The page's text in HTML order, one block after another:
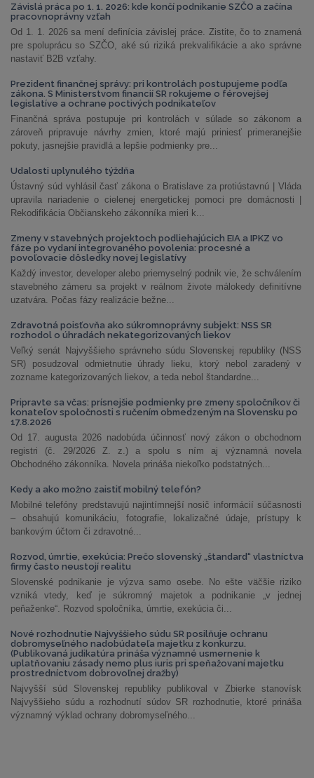
Závislá práca po 1. 1. 2026: kde končí podnikanie SZČO a začína
pracovnoprávny vzťah
Od 1. 1. 2026 sa mení definícia závislej práce. Zistite, čo to znamená
pre spoluprácu so SZČO, aké sú riziká prekvalifikácie a ako správne
nastaviť B2B vzťahy.
Prezident finančnej správy: pri kontrolách postupujeme podľa
zákona. S Ministerstvom financií SR rokujeme o férovejšej
legislatíve a ochrane poctivých podnikateľov
Finančná správa postupuje pri kontrolách v súlade so zákonom a
zároveň pripravuje návrhy zmien, ktoré majú priniesť primeranejšie
pokuty, jasnejšie pravidlá a lepšie podmienky pre...
Udalosti uplynulého týždňa
Ústavný súd vyhlásil časť zákona o Bratislave za protiústavnú | Vláda
upravila nariadenie o cielenej energetickej pomoci pre domácnosti |
Rekodifikácia Občianskeho zákonníka mieri k...
Zmeny v stavebných projektoch podliehajúcich EIA a IPKZ vo
fáze po vydaní integrovaného povolenia: procesné a
povoľovacie dôsledky novej legislatívy
Každý investor, developer alebo priemyselný podnik vie, že schválením
stavebného zámeru sa projekt v reálnom živote málokedy definitívne
uzatvára. Počas fázy realizácie bežne...
Zdravotná poisťovňa ako súkromnoprávny subjekt: NSS SR
rozhodol o úhradách nekategorizovaných liekov
Veľký senát Najvyššieho správneho súdu Slovenskej republiky (NSS
SR) posudzoval odmietnutie úhrady lieku, ktorý nebol zaradený v
zozname kategorizovaných liekov, a teda nebol štandardne...
Pripravte sa včas: prísnejšie podmienky pre zmeny spoločníkov či
konateľov spoločnosti s ručením obmedzeným na Slovensku po
17.8.2026
Od 17. augusta 2026 nadobúda účinnosť nový zákon o obchodnom
registri (č. 29/2026 Z. z.) a spolu s ním aj významná novela
Obchodného zákonníka. Novela prináša niekoľko podstatných...
Kedy a ako možno zaistiť mobilný telefón?
Mobilné telefóny predstavujú najintímnejší nosič informácií súčasnosti
– obsahujú komunikáciu, fotografie, lokalizačné údaje, prístupy k
bankovým účtom či zdravotné...
Rozvod, úmrtie, exekúcia: Prečo slovenský „štandard“ vlastníctva
firmy často neustojí realitu
Slovenské podnikanie je výzva samo osebe. No ešte väčšie riziko
vzniká vtedy, keď je súkromný majetok a podnikanie „v jednej
peňaženke“. Rozvod spoločníka, úmrtie, exekúcia či...
Nové rozhodnutie Najvyššieho súdu SR posilňuje ochranu
dobromyseľného nadobúdateľa majetku z konkurzu.
(Publikovaná judikatúra prináša významné usmernenie k
uplatňovaniu zásady nemo plus iuris pri speňažovaní majetku
prostredníctvom dobrovoľnej dražby)
Najvyšší súd Slovenskej republiky publikoval v Zbierke stanovísk
Najvyššieho súdu a rozhodnutí súdov SR rozhodnutie, ktoré prináša
významný výklad ochrany dobromyseľného...